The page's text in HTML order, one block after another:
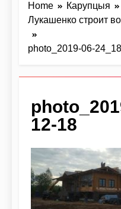
Home
Карупцыя
Лукашенко строит
photo_2019-06-
12-18